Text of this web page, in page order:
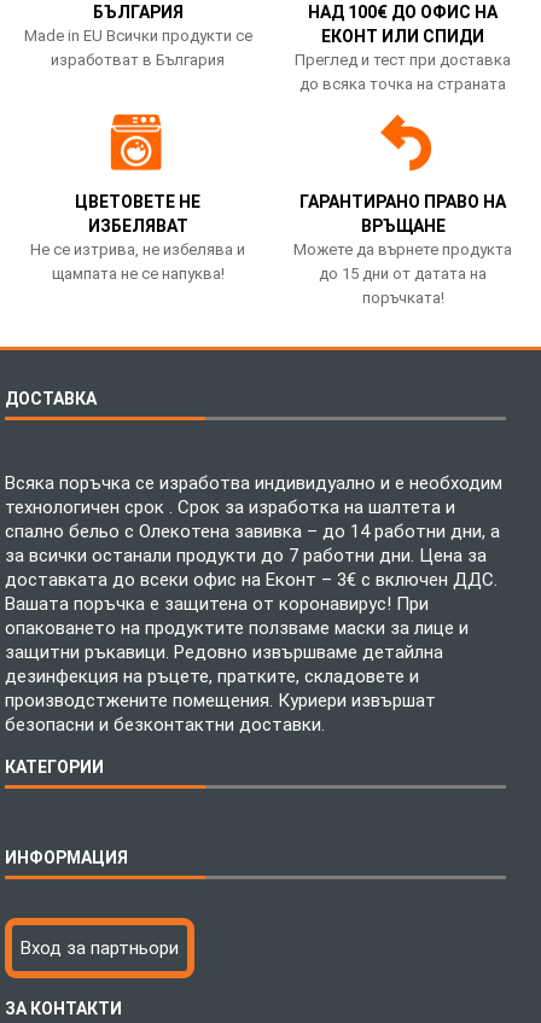
БЪЛГАРИЯ
Made in EU Всички продукти се
изработват в България
НАД 100€ ДО ОФИС НА
ЕКОНТ ИЛИ СПИДИ
Преглед и тест при доставка
до всяка точка на страната
ЦВЕТОВЕТЕ НЕ
ИЗБЕЛЯВАТ
Не се изтрива, не избелява и
щампата не се напуква!
ГАРАНТИРАНО ПРАВО НА
ВРЪЩАНЕ
Можете да върнете продукта
до 15 дни от датата на
поръчката!
ДОСТАВКА
Всяка поръчка се изработва индивидуално и е необходим
технологичен срок . Срок за изработка на шалтета и
спално бельо с Олекотена завивка – до 14 работни дни, а
за всички останали продукти до 7 работни дни. Цена за
доставката до всеки офис на Еконт – 3€ с включен ДДС.
Вашата поръчка е защитена от коронавирус! При
опаковането на продуктите ползваме маски за лице и
защитни ръкавици. Редовно извършваме детайлна
дезинфекция на ръцете, пратките, складовете и
производстжените помещения. Куриери извършат
безопасни и безконтактни доставки.
КАТЕГОРИИ
Бебешки спални комплекти
Тениски с пълноцветен печат
Хавлиени кърпи
Пончо за водни спортове
ИНФОРМАЦИЯ
Технология на печатане
Файлове за печат
Вход за партньори
ЗА КОНТАКТИ